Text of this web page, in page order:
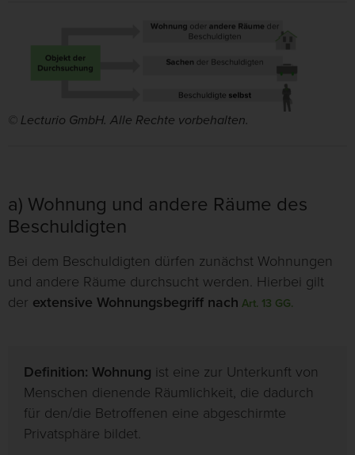
© Lecturio GmbH. Alle Rechte vorbehalten.
a) Wohnung und andere Räume des
Beschuldigten
Bei dem Beschuldigten dürfen zunächst Wohnungen
und andere Räume durchsucht werden. Hierbei gilt
der extensive Wohnungsbegriff nach Art. 13 GG.
Definition: Wohnung ist eine zur Unterkunft von
Menschen dienende Räumlichkeit, die dadurch
für den/die Betroffenen eine abgeschirmte
Privatsphäre bildet.